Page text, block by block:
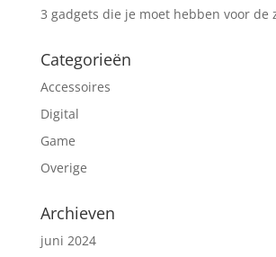
3 gadgets die je moet hebben voor de
Categorieën
Accessoires
Digital
Game
Overige
Archieven
juni 2024